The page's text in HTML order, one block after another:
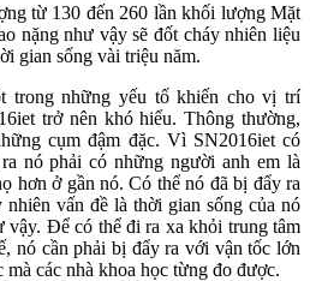
từ 130 đến 260 lần khối lượng Mặt
nặng như vậy sẽ đốt cháy nhiên liệu
gian sống vài triệu năm.
trong những yếu tố khiến cho vị trí
trở nên khó hiểu. Thông thường,
cụm đậm đặc. Vì SN2016iet có
nó phải có những người anh em là
hơn ở gần nó. Có thể nó đã bị đẩy ra
vấn đề là thời gian sống của nó
vậy. Để có thể đi ra xa khỏi trung tâm
nó cần phải bị đẩy ra với vận tốc lớn
mà các nhà khoa học từng đo được.